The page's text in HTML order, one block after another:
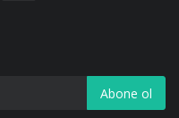
Abone ol